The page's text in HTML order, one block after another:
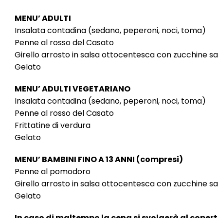
MENU’ ADULTI
Insalata contadina (sedano, peperoni, noci, toma)
Penne al rosso del Casato
Girello arrosto in salsa ottocentesca con zucchine
Gelato
MENU’ ADULTI VEGETARIANO
Insalata contadina (sedano, peperoni, noci, toma)
Penne al rosso del Casato
Frittatine di verdura
Gelato
MENU’ BAMBINI FINO A 13 ANNI (compresi)
Penne al pomodoro
Girello arrosto in salsa ottocentesca con zucchine
Gelato